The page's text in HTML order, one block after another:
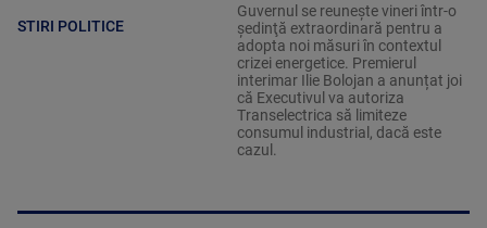
STIRI POLITICE
Guvernul se reuneşte vineri într-o
şedinţă extraordinară pentru a
adopta noi măsuri în contextul
crizei energetice. Premierul
interimar Ilie Bolojan a anunțat joi
că Executivul va autoriza
Transelectrica să limiteze
consumul industrial, dacă este
cazul.